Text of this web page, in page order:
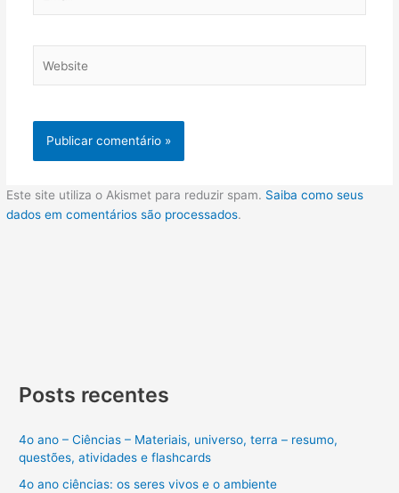
Este site utiliza o Akismet para reduzir spam. Saiba como seus
dados em comentários são processados.
Posts recentes
4o ano – Ciências – Materiais, universo, terra – resumo,
questões, atividades e flashcards
4o ano ciências: os seres vivos e o ambiente